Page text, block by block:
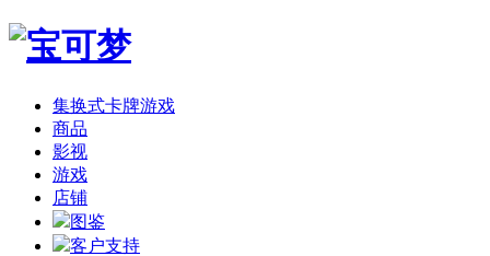
集换式卡牌游戏
商品
影视
游戏
店铺
图鉴
客户支持